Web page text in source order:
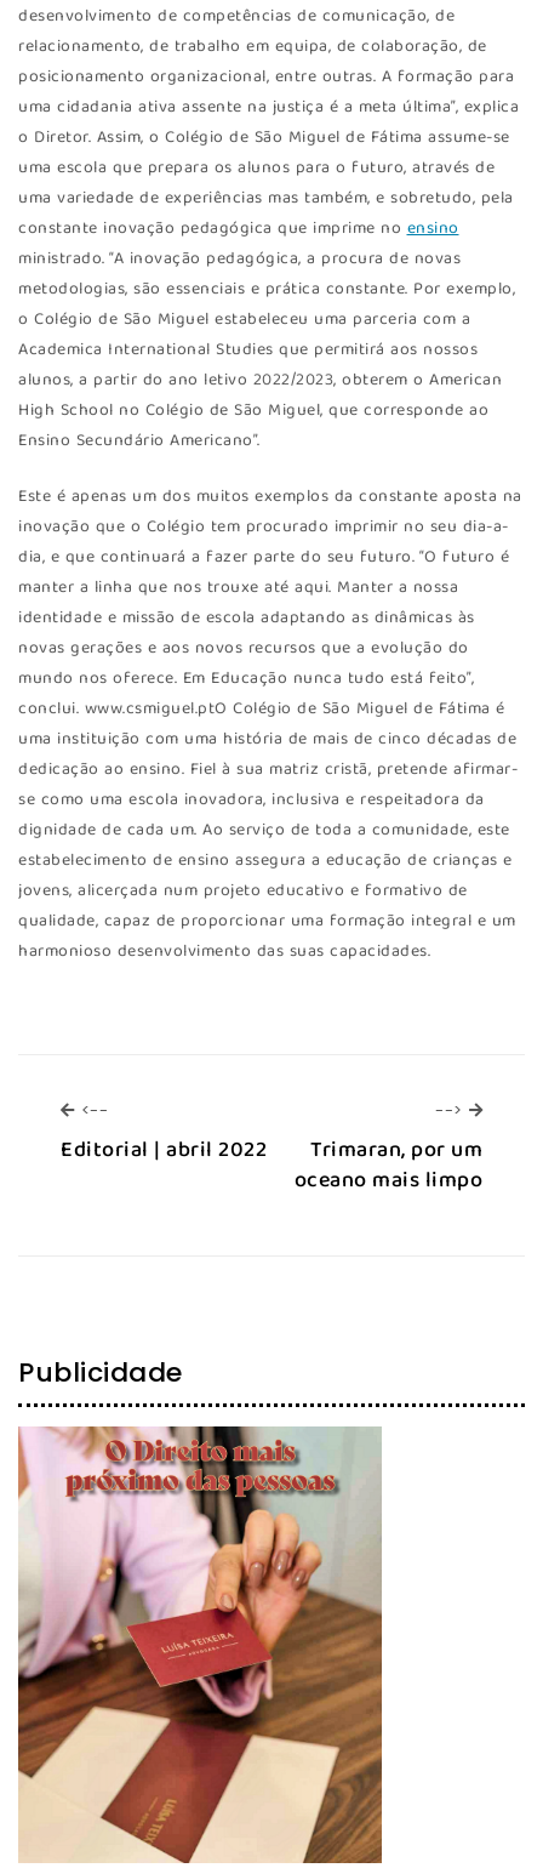
desenvolvimento de competências de comunicação, de
relacionamento, de trabalho em equipa, de colaboração, de
posicionamento organizacional, entre outras. A formação para
uma cidadania ativa assente na justiça é a meta última”, explica
o Diretor. Assim, o Colégio de São Miguel de Fátima assume-se
uma escola que prepara os alunos para o futuro, através de
uma variedade de experiências mas também, e sobretudo, pela
constante inovação pedagógica que imprime noensino
ministrado. “A inovação pedagógica, a procura de novas
metodologias, são essenciais e prática constante. Por exemplo,
o Colégio de São Miguel estabeleceu uma parceria com a
Academica International Studies que permitirá aos nossos
alunos, a partir do ano letivo 2022/2023, obterem o American
High School no Colégio de São Miguel, que corresponde ao
Ensino Secundário Americano”.
Este é apenas um dos muitos exemplos da constante aposta na
inovação que o Colégio tem procurado imprimir no seu dia-a-
dia, e que continuará a fazer parte do seu futuro. “O futuro é
manter a linha que nos trouxe até aqui. Manter a nossa
identidade e missão de escola adaptando as dinâmicas às
novas gerações e aos novos recursos que a evolução do
mundo nos oferece. Em Educação nunca tudo está feito”,
conclui. www.csmiguel.ptO Colégio de São Miguel de Fátima é
uma instituição com uma história de mais de cinco décadas de
dedicação ao ensino. Fiel à sua matriz cristã, pretende afirmar-
se como uma escola inovadora, inclusiva e respeitadora da
dignidade de cada um. Ao serviço de toda a comunidade, este
estabelecimento de ensino assegura a educação de crianças e
jovens, alicerçada num projeto educativo e formativo de
qualidade, capaz de proporcionar uma formação integral e um
harmonioso desenvolvimento das suas capacidades.
<--
Editorial | abril 2022
--> -->
Trimaran, por um
oceano mais limpo
Publicidade